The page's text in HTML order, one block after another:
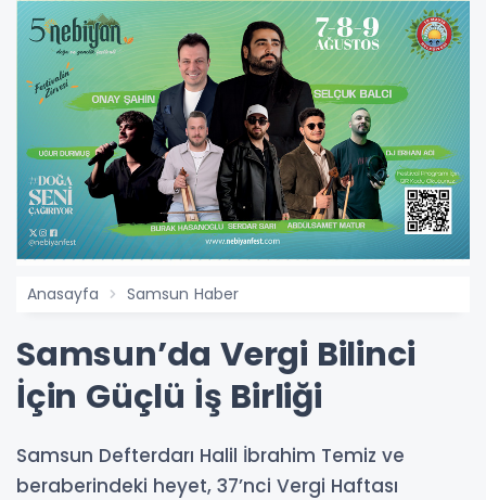
Anasayfa Samsun Haber
Samsun’da Vergi Bilinci
İçin Güçlü İş Birliği
Samsun Defterdarı Halil İbrahim Temiz ve
beraberindeki heyet, 37’nci Vergi Haftası